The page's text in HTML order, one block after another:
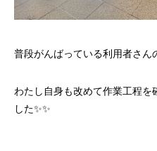
普段がんばっている利用者さん
わたし自身も改めて作業工程
した✨✨